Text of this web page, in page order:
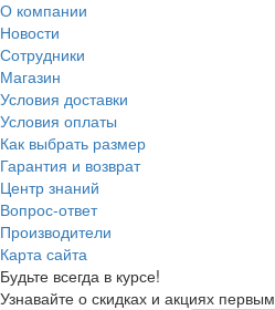
О компании
Новости
Сотрудники
Магазин
Условия доставки
Условия оплаты
Как выбрать размер
Гарантия и возврат
Центр знаний
Вопрос-ответ
Производители
Карта сайта
Будьте всегда в курсе!
Узнавайте о скидках и акциях первым